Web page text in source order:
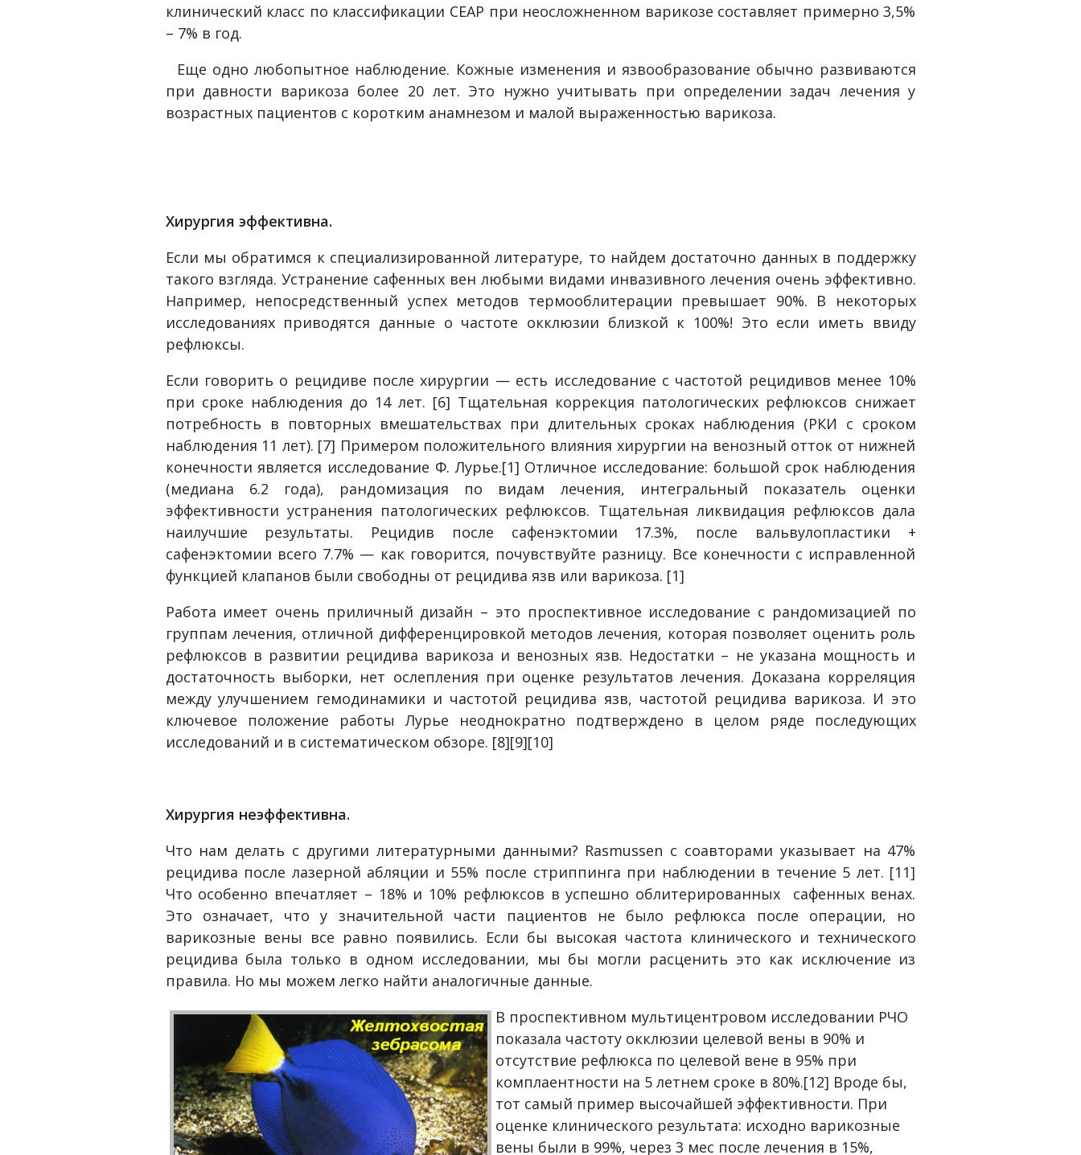
клинический класс по классификации CEAP при неосложненном варикозе составляет примерно 3,5%
– 7% в год.
Еще одно любопытное наблюдение. Кожные изменения и язвообразование обычно развиваются
при давности варикоза более 20 лет. Это нужно учитывать при определении задач лечения у
возрастных пациентов с коротким анамнезом и малой выраженностью варикоза.
Хирургия эффективна.
Если мы обратимся к специализированной литературе, то найдем достаточно данных в поддержку
такого взгляда. Устранение сафенных вен любыми видами инвазивного лечения очень эффективно.
Например, непосредственный успех методов термооблитерации превышает 90%. В некоторых
исследованиях приводятся данные о частоте окклюзии близкой к 100%! Это если иметь ввиду
рефлюксы.
Если говорить о рецидиве после хирургии — есть исследование с частотой рецидивов менее 10%
при сроке наблюдения до 14 лет. [6] Тщательная коррекция патологических рефлюксов снижает
потребность в повторных вмешательствах при длительных сроках наблюдения (РКИ с сроком
наблюдения 11 лет). [7] Примером положительного влияния хирургии на венозный отток от нижней
конечности является исследование Ф. Лурье.[1] Отличное исследование: большой срок наблюдения
(медиана 6.2 года), рандомизация по видам лечения, интегральный показатель оценки
эффективности устранения патологических рефлюксов. Тщательная ликвидация рефлюксов дала
наилучшие результаты. Рецидив после сафенэктомии 17.3%, после вальвулопластики +
сафенэктомии всего 7.7% — как говорится, почувствуйте разницу. Все конечности с исправленной
функцией клапанов были свободны от рецидива язв или варикоза. [1]
Работа имеет очень приличный дизайн – это проспективное исследование с рандомизацией по
группам лечения, отличной дифференцировкой методов лечения, которая позволяет оценить роль
рефлюксов в развитии рецидива варикоза и венозных язв. Недостатки – не указана мощность и
достаточность выборки, нет ослепления при оценке результатов лечения. Доказана корреляция
между улучшением гемодинамики и частотой рецидива язв, частотой рецидива варикоза. И это
ключевое положение работы Лурье неоднократно подтверждено в целом ряде последующих
исследований и в систематическом обзоре. [8][9][10]
Хирургия неэффективна.
Что нам делать с другими литературными данными? Rasmussen с соавторами указывает на 47%
рецидива после лазерной абляции и 55% после стриппинга при наблюдении в течение 5 лет. [11]
Что особенно впечатляет – 18% и 10% рефлюксов в успешно облитерированных сафенных венах.
Это означает, что у значительной части пациентов не было рефлюкса после операции, но
варикозные вены все равно появились. Если бы высокая частота клинического и технического
рецидива была только в одном исследовании, мы бы могли расценить это как исключение из
правила. Но мы можем легко найти аналогичные данные.
В проспективном мультицентровом исследовании РЧО
показала частоту окклюзии целевой вены в 90% и
отсутствие рефлюкса по целевой вене в 95% при
комплаентности на 5 летнем сроке в 80%.[12] Вроде бы,
тот самый пример высочайшей эффективности. При
оценке клинического результата: исходно варикозные
вены были в 99%, через 3 мес после лечения в 15%,